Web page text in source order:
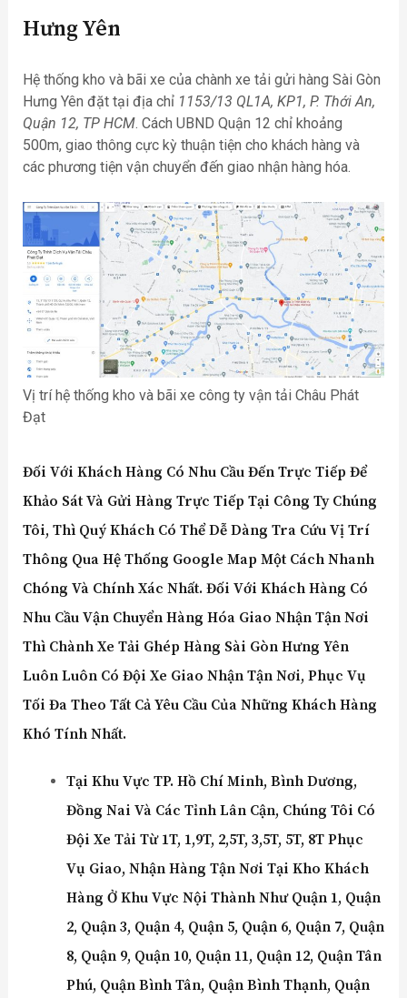
Hưng Yên
Hệ thống kho và bãi xe của chành xe tải gửi hàng Sài Gòn
Hưng Yên đặt tại địa chỉ 1153/13 QL1A, KP1, P. Thới An,
Quận 12, TP HCM. Cách UBND Quận 12 chỉ khoảng
500m, giao thông cực kỳ thuận tiện cho khách hàng và
các phương tiện vận chuyển đến giao nhận hàng hóa.
Vị trí hệ thống kho và bãi xe công ty vận tải Châu Phát
Đạt
Đối Với Khách Hàng Có Nhu Cầu Đến Trực Tiếp Để
Khảo Sát Và Gửi Hàng Trực Tiếp Tại Công Ty Chúng
Tôi, Thì Quý Khách Có Thể Dễ Dàng Tra Cứu Vị Trí
Thông Qua Hệ Thống Google Map Một Cách Nhanh
Chóng Và Chính Xác Nhất. Đối Với Khách Hàng Có
Nhu Cầu Vận Chuyển Hàng Hóa Giao Nhận Tận Nơi
Thì Chành Xe Tải Ghép Hàng Sài Gòn Hưng Yên
Luôn Luôn Có Đội Xe Giao Nhận Tận Nơi, Phục Vụ
Tối Đa Theo Tất Cả Yêu Cầu Của Những Khách Hàng
Khó Tính Nhất.
Tại Khu Vực TP. Hồ Chí Minh, Bình Dương,
Đồng Nai Và Các Tỉnh Lân Cận, Chúng Tôi Có
Đội Xe Tải Từ 1T, 1,9T, 2,5T, 3,5T, 5T, 8T Phục
Vụ Giao, Nhận Hàng Tận Nơi Tại Kho Khách
Hàng Ở Khu Vực Nội Thành Như Quận 1, Quận
2, Quận 3, Quận 4, Quận 5, Quận 6, Quận 7, Quận
8, Quận 9, Quận 10, Quận 11, Quận 12, Quận Tân
Phú, Quận Bình Tân, Quận Bình Thạnh, Quận